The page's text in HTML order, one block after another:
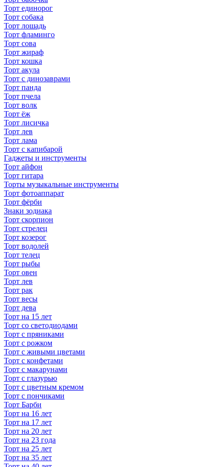
Торт единорог
Торт собака
Торт лошадь
Торт фламинго
Торт сова
Торт жираф
Торт кошка
Торт акула
Торт с динозаврами
Торт панда
Торт пчела
Торт волк
Торт ёж
Торт лисичка
Торт лев
Торт лама
Торт с капибарой
Гаджеты и инструменты
Торт айфон
Торт гитара
Торты музыкальные инструменты
Торт фотоаппарат
Торт фёрби
Знаки зодиака
Торт скорпион
Торт стрелец
Торт козерог
Торт водолей
Торт телец
Торт рыбы
Торт овен
Торт лев
Торт рак
Торт весы
Торт дева
Торт на 15 лет
Торт со светодиодами
Торт с пряниками
Торт с рожком
Торт с живыми цветами
Торт с конфетами
Торт с макарунами
Торт с глазурью
Торт с цветным кремом
Торт с пончиками
Торт Барби
Торт на 16 лет
Торт на 17 лет
Торт на 20 лет
Торт на 23 года
Торт на 25 лет
Торт на 35 лет